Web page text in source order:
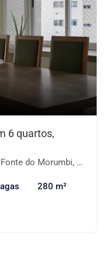
6 quartos,
São Paulo-SP
280 m²